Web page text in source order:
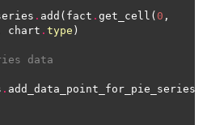
. add(fact . get_cell( 0
chart . type
data
.